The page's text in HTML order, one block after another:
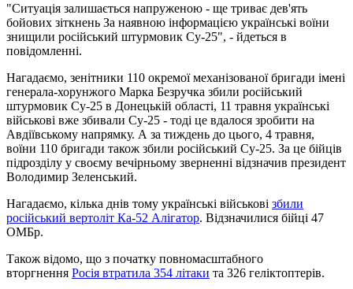
"Ситуація залишається напруженою - ще триває дев'ять
бойових зіткнень За наявною інформацією українські воїни
знищили російський штурмовик Су-25", - йдеться в
повідомленні.
Нагадаємо, зенітники 110 окремої механізованої бригади імені
генерала-хорунжого Марка Безручка збили російський
штурмовик Су-25 в Донецькій області, 11 травня українські
військові вже збивали Су-25 - тоді це вдалося зробити на
Авдіївському напрямку. А за тиждень до цього, 4 травня,
воїни 110 бригади також збили російський Су-25. За це бійців
підрозділу у своєму вечірньому зверненні відзначив президент
Володимир Зеленський.
Нагадаємо, кілька днів тому українські військові збили
російський вертоліт Ка-52 Алігатор. Відзначилися бійці 47
ОМБр.
Також відомо, що з початку повномасштабного
вторгнення Росія втратила 354 літаки та 326 геліктоптерів.